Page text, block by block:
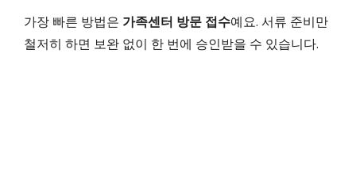
가장 빠른 방법은 가족센터 방문 접수예요. 서류 준비만
철저히 하면 보완 없이 한 번에 승인받을 수 있습니다.